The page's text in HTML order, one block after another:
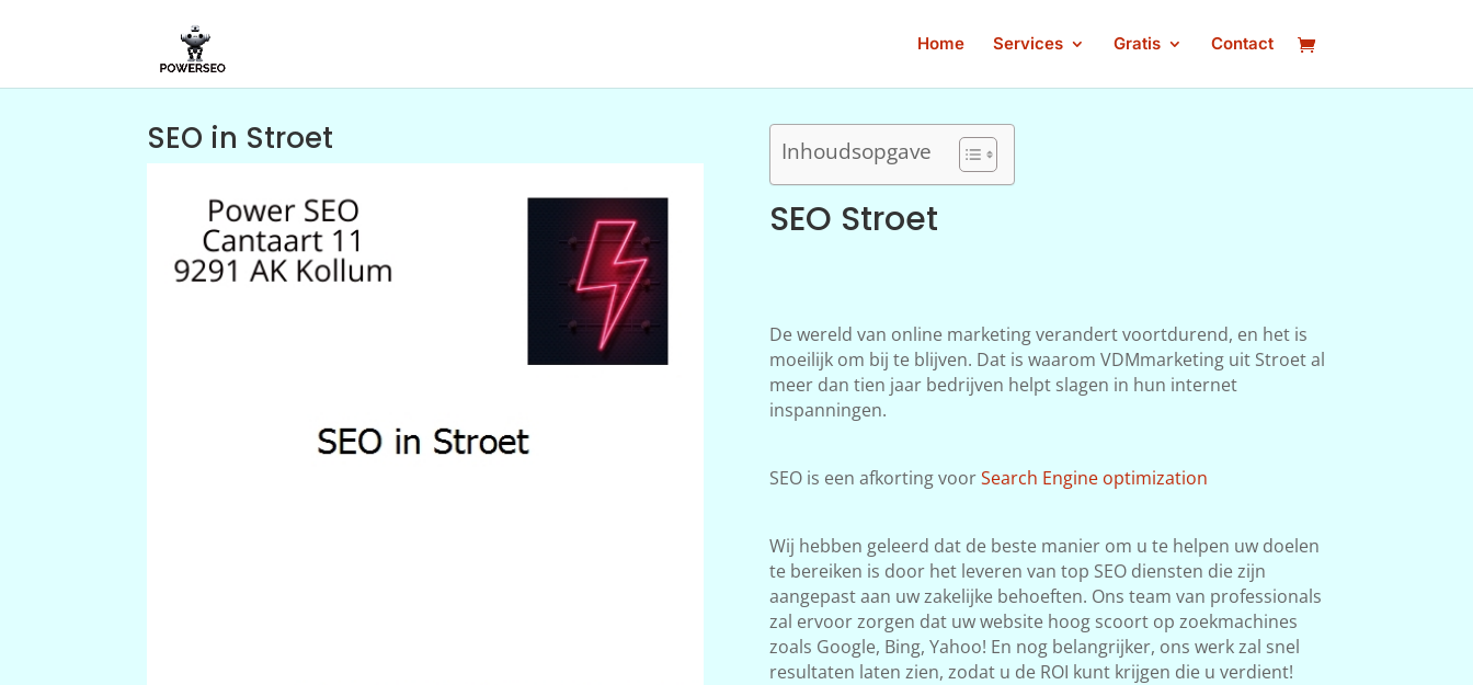
Home Services Gratis Contact
SEO in Stroet Inhoudsopgave
SEO Stroet
De wereld van online marketing verandert voortdurend, en het is
moeilijk om bij te blijven. Dat is waarom VDMmarketing uit Stroet al
meer dan tien jaar bedrijven helpt slagen in hun internet
inspanningen.
SEO is een afkorting voorSearch Engine optimization
Wij hebben geleerd dat de beste manier om u te helpen uw doelen
te bereiken is door het leveren van top SEO diensten die zijn
aangepast aan uw zakelijke behoeften. Ons team van professionals
zal ervoor zorgen dat uw website hoog scoort op zoekmachines
zoals Google, Bing, Yahoo! En nog belangrijker, ons werk zal snel
resultaten laten zien, zodat u de ROI kunt krijgen die u verdient!